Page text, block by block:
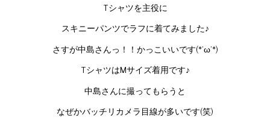
Tシャツを主役に
スキニーパンツでラフに着てみました♪
さすが中島さんっ！！かっこいいです(*’ω’*)
TシャツはMサイズ着用です♪
中島さんに撮ってもらうと
なぜかバッチリカメラ目線が多いです(笑)